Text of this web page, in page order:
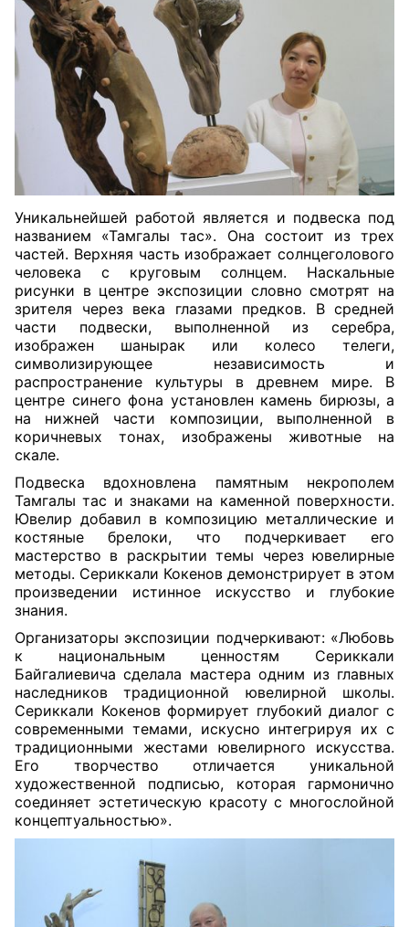
Уникальнейшей работой является и подвеска под
названием «Тамгалы тас». Она состоит из трех
частей. Верхняя часть изображает солнцеголового
человека с круговым солнцем. Наскальные
рисунки в центре экспозиции словно смотрят на
зрителя через века глазами предков. В средней
части подвески, выполненной из серебра,
изображен шанырак или колесо телеги,
символизирующее независимость и
распространение культуры в древнем мире. В
центре синего фона установлен камень бирюзы, а
на нижней части композиции, выполненной в
коричневых тонах, изображены животные на
скале.
Подвеска вдохновлена памятным некрополем
Тамгалы тас и знаками на каменной поверхности.
Ювелир добавил в композицию металлические и
костяные брелоки, что подчеркивает его
мастерство в раскрытии темы через ювелирные
методы. Сериккали Кокенов демонстрирует в этом
произведении истинное искусство и глубокие
знания.
Организаторы экспозиции подчеркивают: «Любовь
к национальным ценностям Сериккали
Байгалиевича сделала мастера одним из главных
наследников традиционной ювелирной школы.
Сериккали Кокенов формирует глубокий диалог с
современными темами, искусно интегрируя их с
традиционными жестами ювелирного искусства.
Его творчество отличается уникальной
художественной подписью, которая гармонично
соединяет эстетическую красоту с многослойной
концептуальностью».